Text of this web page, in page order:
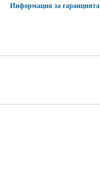
Информация за гаранцията